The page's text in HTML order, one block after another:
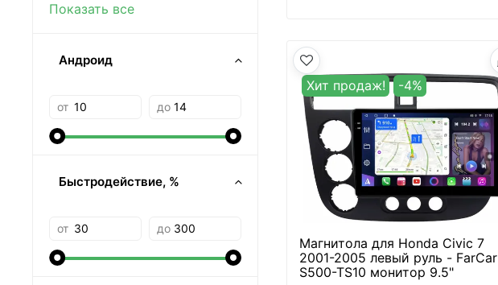
Хит продаж! -4%
Магнитола для Honda Civic 7
2001-2005 левый руль - FarCar
S500-TS10 монитор 9.5"
Показать все
Андроид
от до
Быстродействие, %
от до